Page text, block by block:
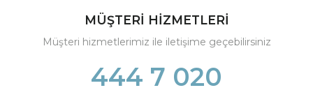
MÜŞTERİ HİZMETLERİ
Müşteri hizmetlerimiz ile iletişime geçebilirsiniz
444 7 020